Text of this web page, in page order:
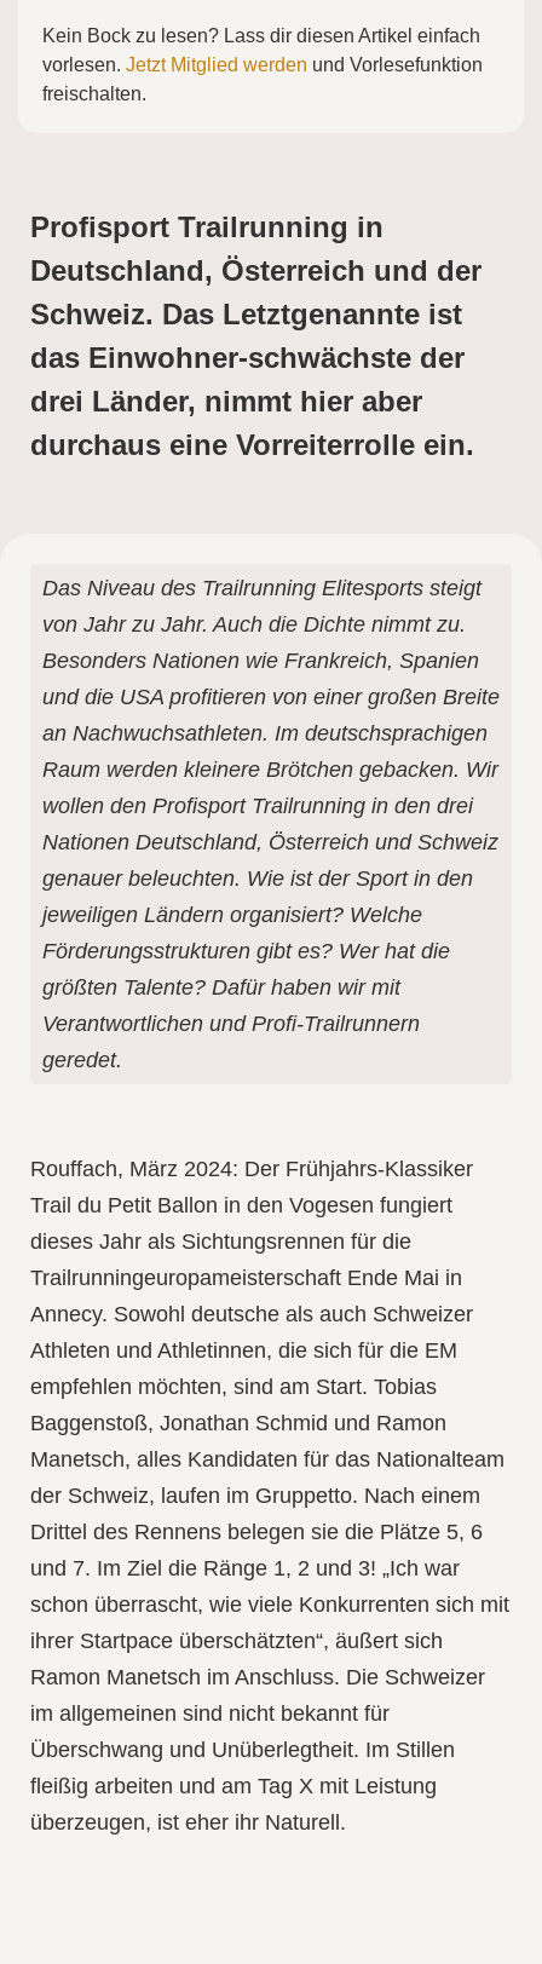
Kein Bock zu lesen? Lass dir diesen Artikel einfach
vorlesen. Jetzt Mitglied werden und Vorlesefunktion
freischalten.
Profisport Trailrunning in
Deutschland, Österreich und der
Schweiz. Das Letztgenannte ist
das Einwohner-schwächste der
drei Länder, nimmt hier aber
durchaus eine Vorreiterrolle ein.
Das Niveau des Trailrunning Elitesports steigt
von Jahr zu Jahr. Auch die Dichte nimmt zu.
Besonders Nationen wie Frankreich, Spanien
und die USA profitieren von einer großen Breite
an Nachwuchsathleten. Im deutschsprachigen
Raum werden kleinere Brötchen gebacken. Wir
wollen den Profisport Trailrunning in den drei
Nationen Deutschland, Österreich und Schweiz
genauer beleuchten. Wie ist der Sport in den
jeweiligen Ländern organisiert? Welche
Förderungsstrukturen gibt es? Wer hat die
größten Talente? Dafür haben wir mit
Verantwortlichen und Profi-Trailrunnern
geredet.
Rouffach, März 2024: Der Frühjahrs-Klassiker
Trail du Petit Ballon in den Vogesen fungiert
dieses Jahr als Sichtungsrennen für die
Trailrunningeuropameisterschaft Ende Mai in
Annecy. Sowohl deutsche als auch Schweizer
Athleten und Athletinnen, die sich für die EM
empfehlen möchten, sind am Start. Tobias
Baggenstoß, Jonathan Schmid und Ramon
Manetsch, alles Kandidaten für das Nationalteam
der Schweiz, laufen im Gruppetto. Nach einem
Drittel des Rennens belegen sie die Plätze 5, 6
und 7. Im Ziel die Ränge 1, 2 und 3! „Ich war
schon überrascht, wie viele Konkurrenten sich mit
ihrer Startpace überschätzten“, äußert sich
Ramon Manetsch im Anschluss. Die Schweizer
im allgemeinen sind nicht bekannt für
Überschwang und Unüberlegtheit. Im Stillen
fleißig arbeiten und am Tag X mit Leistung
überzeugen, ist eher ihr Naturell.